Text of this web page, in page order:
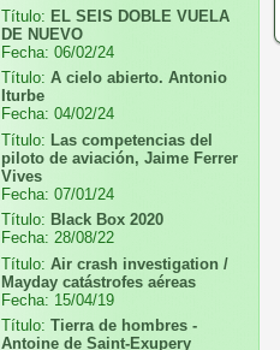
Título: EL SEIS DOBLE VUELA
DE NUEVO
Fecha: 06/02/24
Título: A cielo abierto. Antonio
Iturbe
Fecha: 04/02/24
Título: Las competencias del
piloto de aviación, Jaime Ferrer
Vives
Fecha: 07/01/24
Título: Black Box 2020
Fecha: 28/08/22
Título: Air crash investigation /
Mayday catástrofes aéreas
Fecha: 15/04/19
Título: Tierra de hombres -
Antoine de Saint-Exupery